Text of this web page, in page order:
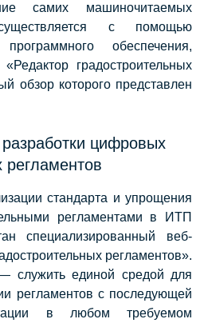
самих машиночитаемых
с помощью
программного обеспечения,
градостроительных
обзор которого представлен
цифровых
регламентов
стандарта и упрощения
регламентами в ИТП
специализированный веб-
регламентов».
служить единой средой для
регламентов с последующей
в любом требуемом